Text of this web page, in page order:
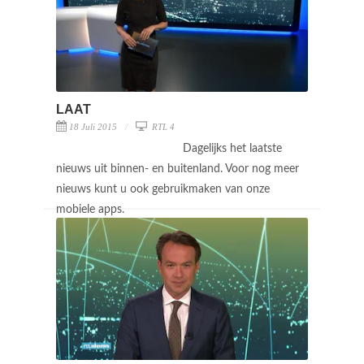
LAAT
18 Juli 2015 RTL 4
Dagelijks het laatste
nieuws uit binnen- en buitenland. Voor nog meer
nieuws kunt u ook gebruikmaken van onze
mobiele apps.